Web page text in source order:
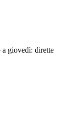
giovedì: dirette